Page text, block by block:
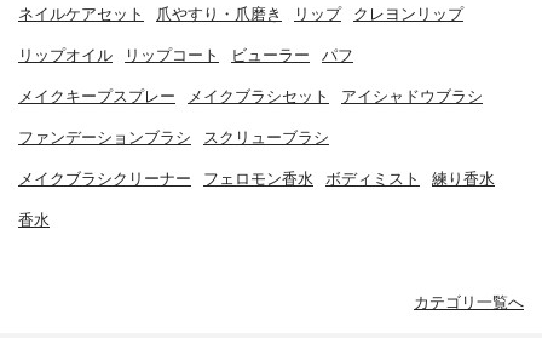
ネイルケアセット 爪やすり・爪磨き リップ クレヨンリップ
リップオイル リップコート ビューラー パフ
メイクキープスプレー メイクブラシセット アイシャドウブラシ
ファンデーションブラシ スクリューブラシ
メイクブラシクリーナー フェロモン香水 ボディミスト 練り香水
香水
カテゴリ一覧へ